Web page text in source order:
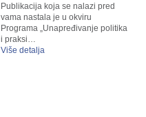
Publikacija koja se nalazi pred
vama nastala je u okviru
Programa „Unapređivanje politika
i praksi…
Više detalja